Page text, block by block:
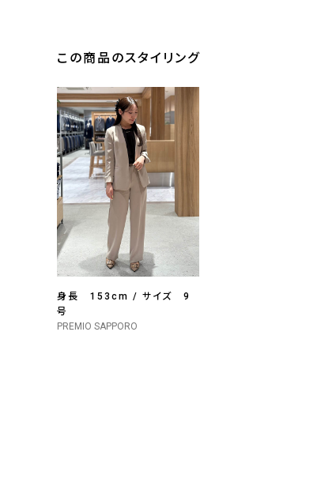
この商品のスタイリング
身長 153cm / サイズ 9
号
PREMIO SAPPORO